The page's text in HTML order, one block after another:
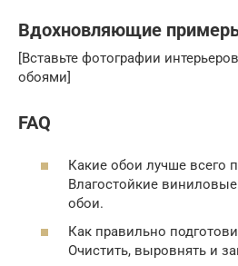
Вдохновляющие
[Вставьте фотографии
обоями]
FAQ
Какие обои лучше всего
Влагостойкие
обои.
Как правильно
Очистить, выровнять и